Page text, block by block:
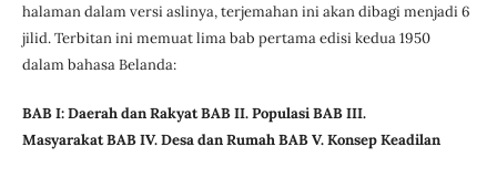
halaman dalam versi aslinya, terjemahan ini akan dibagi menjadi 6
jilid. Terbitan ini memuat lima bab pertama edisi kedua 1950
dalam bahasa Belanda:
BAB I: Daerah dan RakyatBAB II. PopulasiBAB III.
MasyarakatBAB IV. Desa dan RumahBAB V. Konsep Keadilan